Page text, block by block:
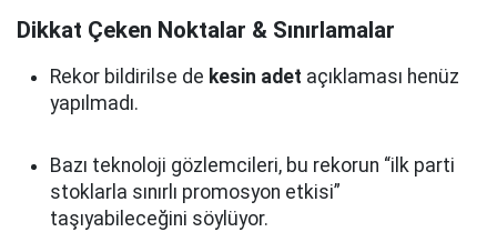
Dikkat Çeken Noktalar & Sınırlamalar
Rekor bildirilse de kesin adet açıklaması henüz
yapılmadı.
Bazı teknoloji gözlemcileri, bu rekorun “ilk parti
stoklarla sınırlı promosyon etkisi”
taşıyabileceğini söylüyor.